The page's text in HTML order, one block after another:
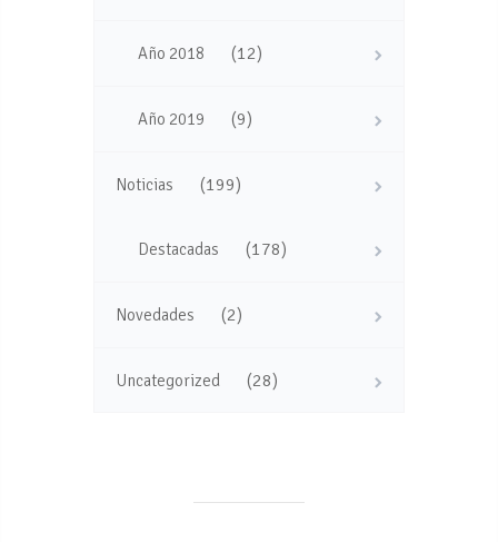
Año 2018 (12)
Año 2019 (9)
Noticias (199)
Destacadas (178)
Novedades (2)
Uncategorized (28)